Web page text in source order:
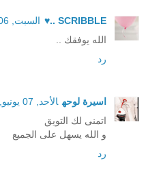
SCRIBBLE ..♥
السبت, 06 يونيو, 2009
الله يوفقك ..
رد
اسيرة لوحه الأحد, 07 يونيو, 2009
اتمنى لك التويق
و الله يسهل على الجميع
رد